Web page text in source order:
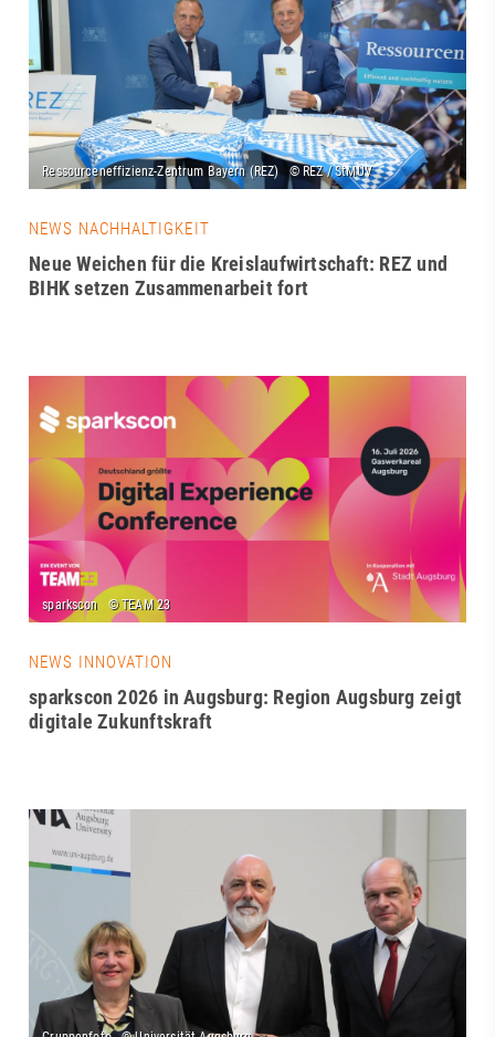
NEWS NACHHALTIGKEIT
Neue Weichen für die Kreislaufwirtschaft: REZ und
BIHK setzen Zusammenarbeit fort
NEWS INNOVATION
sparkscon 2026 in Augsburg: Region Augsburg zeigt
digitale Zukunftskraft